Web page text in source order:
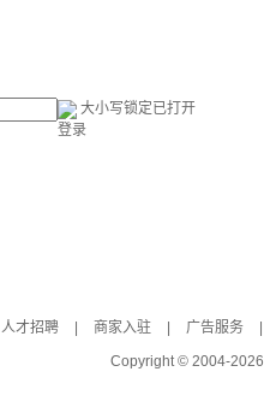
大小写锁定已打开
登录
人才招聘 商家入驻 广告服务
Copyright © 2004-2026